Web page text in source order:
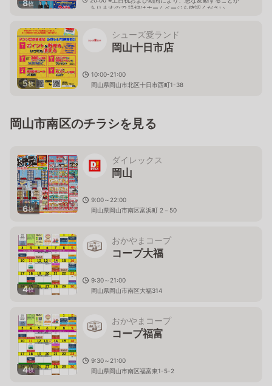
8枚
ありますので 詳細はホームページを確認ください
5枚
シューズ愛ランド
岡山十日市店
10:00-21:00
岡山県岡山市北区十日市西町1-38
岡山市南区のチラシを見る
6枚
ダイレックス
岡山
9:00～22:00
岡山県岡山市南区富浜町 2－50
4枚
おかやまコープ
コープ大福
9:30～21:00
岡山県岡山市南区大福314
4枚
おかやまコープ
コープ福富
9:30～21:00
岡山県岡山市南区福富東1-5-2